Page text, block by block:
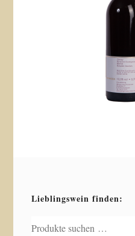
Lieblingswein finden:
Suchen